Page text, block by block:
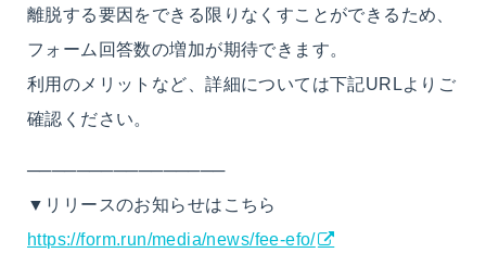
離脱する要因をできる限りなくすことができるため、
フォーム回答数の増加が期待できます。
利用のメリットなど、詳細については下記URLよりご
確認ください。
────────────────
▼リリースのお知らせはこちら
https://form.run/media/news/fee-efo/